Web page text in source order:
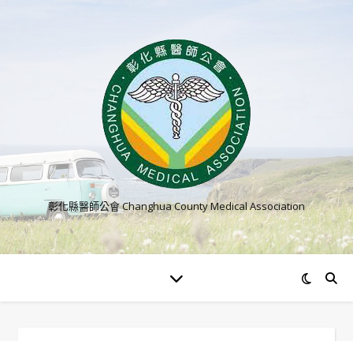
彰化縣醫師公會 Changhua County Medical Association